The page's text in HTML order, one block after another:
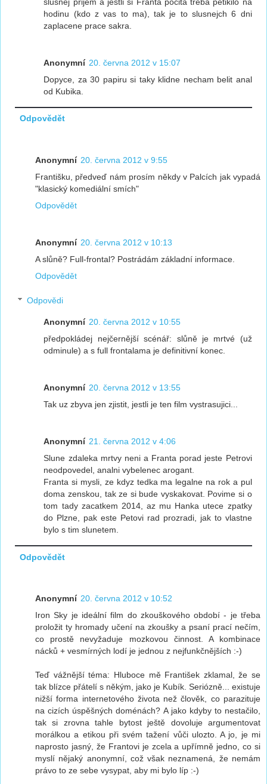
hodinu (kdo z vas to ma), tak je to slusnejch 6 dni
zaplacene prace sakra.
Anonymní 20. června 2012 v 15:07
Dopyce, za 30 papiru si taky klidne necham belit anal
od Kubika.
Odpovědět
Anonymní 20. června 2012 v 9:55
Františku, předveď nám prosím někdy v Palcích jak vypadá
"klasický komediální smích"
Odpovědět
Anonymní 20. června 2012 v 10:13
A slůně? Full-frontal? Postrádám základní informace.
Odpovědět
Odpovědi
Anonymní 20. června 2012 v 10:55
předpokládej nejčernější scénář: slůně je mrtvé (už
odminule) a s full frontalama je definitivní konec.
Anonymní 20. června 2012 v 13:55
Tak uz zbyva jen zjistit, jestli je ten film vystrasujici...
Anonymní 21. června 2012 v 4:06
Slune zdaleka mrtvy neni a Franta porad jeste Petrovi
neodpovedel, analni vybelenec arogant.
Franta si mysli, ze kdyz tedka ma legalne na rok a pul
doma zenskou, tak ze si bude vyskakovat. Povime si o
tom tady zacatkem 2014, az mu Hanka utece zpatky
do Plzne, pak este Petovi rad prozradi, jak to vlastne
bylo s tim slunetem.
Odpovědět
Anonymní 20. června 2012 v 10:52
Iron Sky je ideální film do zkouškového období - je třeba
proložit ty hromady učení na zkoušky a psaní prací nečím,
co prostě nevyžaduje mozkovou činnost. A kombinace
nácků + vesmírných lodí je jednou z nejfunkčnějších :-)
Teď vážnější téma: Hluboce mě František zklamal, že se
tak blízce přátelí s někým, jako je Kubík. Seriózně... existuje
nižší forma internetového života než člověk, co parazituje
na cizích úspěšných doménách? A jako kdyby to nestačilo,
tak si zrovna tahle bytost ještě dovoluje argumentovat
morálkou a etikou při svém tažení vůči ulozto. A jo, je mi
naprosto jasný, že Frantovi je zcela a upřímně jedno, co si
myslí nějaký anonymní, což však neznamená, že nemám
právo to ze sebe vysypat, aby mi bylo líp :-)